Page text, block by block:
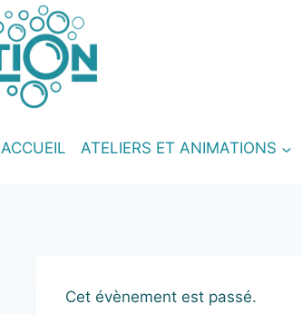
ACCUEIL ATELIERS ET ANIMATIONS
Cet évènement est passé.